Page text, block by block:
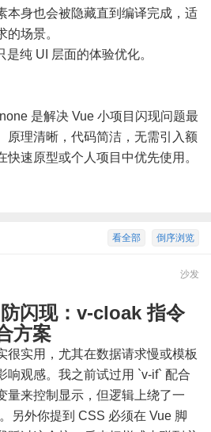
本身也会被隐藏直到编译完成，适
场景。
纯 UI 层面的体验优化。
是解决 Vue 小项目闪现问题最
原理清晰，代码简洁，无需引入额
速原型或个人项目中优先使用。
倒序浏览
看全部
沙发
闪现：v-cloak 指令
方案
很实用，尤其在数据请求慢或模板
响观感。我之前试过用 `v-if` 配合
量来控制显示，但逻辑上绕了一
另外你提到 CSS 必须在 Vue 脚